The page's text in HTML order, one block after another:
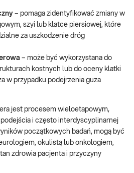
– pomaga zidentyfikować zmiany w
szyi lub klatce piersiowej, które
za uszkodzenie dróg
– może być wykorzystana do
kostnych lub do oceny klatki
w przypadku podejrzenia guza
jest procesem wieloetapowym,
i często interdyscyplinarnej
początkowych badań, mogą być
okulistą lub onkologiem,
zdrowia pacjenta i przyczyny